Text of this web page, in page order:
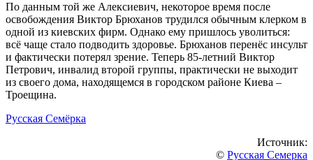
По данным той же Алексиевич, некоторое время после
освобождения Виктор Брюханов трудился обычным клерком в
одной из киевских фирм. Однако ему пришлось уволиться:
всё чаще стало подводить здоровье. Брюханов перенёс инсульт
и фактически потерял зрение. Теперь 85-летний Виктор
Петрович, инвалид второй группы, практически не выходит
из своего дома, находящемся в городском районе Киева –
Троещина.
Русская Семёрка
Источник:
© Русская Семерка